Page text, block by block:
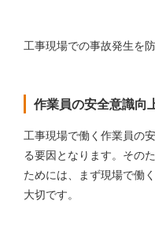
工事現場での事故発生を
作業員の安全意識向
工事現場で働く作業員の
る要因となります。その
ためには、まず現場で働
大切です。